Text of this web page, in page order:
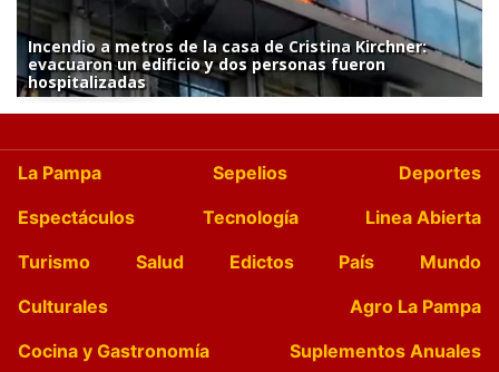
Incendio a metros de la casa de Cristina Kirchner:
evacuaron un edificio y dos personas fueron
hospitalizadas
La Pampa Sepelios
Deportes
Espectáculos
Tecnología
Linea Abierta
Turismo
Salud Edictos País
Mundo
Culturales
Agro La Pampa
Cocina y Gastronomía
Suplementos Anuales